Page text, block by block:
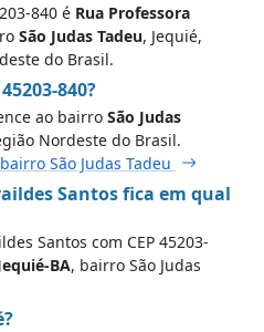
840 é Rua Professora
São Judas Tadeu, Jequié,
do Brasil.
840?
ao bairro São Judas
Nordeste do Brasil.
São Judas Tadeu
Santos fica em qual
Santos com CEP 45203-
BA, bairro São Judas